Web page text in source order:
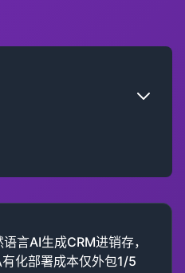
言AI生成CRM进销存，
化部署成本仅外包1/5